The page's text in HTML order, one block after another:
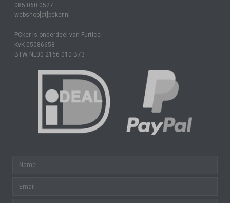
085 060 0527
webshop[at]pcker.nl
PCker is onderdeel van Furtice
KvK 05086658
BTW NL00 2166 010 B73